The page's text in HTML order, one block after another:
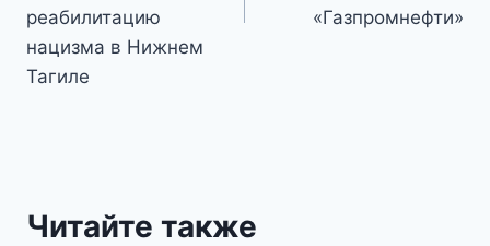
реабилитацию
нацизма в Нижнем
Тагиле
«Газпромнефти»
Читайте также